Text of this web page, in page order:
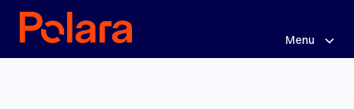
contenu
Menu
Conditions
d'utilisation